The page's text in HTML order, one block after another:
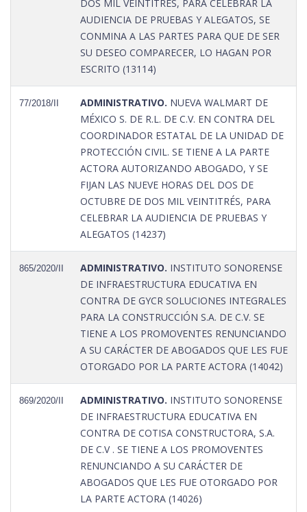
DOS MIL VEINTITRÉS, PARA CELEBRAR LA
AUDIENCIA DE PRUEBAS Y ALEGATOS, SE
CONMINA A LAS PARTES PARA QUE DE SER
SU DESEO COMPARECER, LO HAGAN POR
ESCRITO (13114)
77/2018/II ADMINISTRATIVO. NUEVA WALMART DE
MÉXICO S. DE R.L. DE C.V. EN CONTRA DEL
COORDINADOR ESTATAL DE LA UNIDAD DE
PROTECCIÓN CIVIL. SE TIENE A LA PARTE
ACTORA AUTORIZANDO ABOGADO, Y SE
FIJAN LAS NUEVE HORAS DEL DOS DE
OCTUBRE DE DOS MIL VEINTITRÉS, PARA
CELEBRAR LA AUDIENCIA DE PRUEBAS Y
ALEGATOS (14237)
865/2020/II ADMINISTRATIVO. INSTITUTO SONORENSE
DE INFRAESTRUCTURA EDUCATIVA EN
CONTRA DE GYCR SOLUCIONES INTEGRALES
PARA LA CONSTRUCCIÓN S.A. DE C.V. SE
TIENE A LOS PROMOVENTES RENUNCIANDO
A SU CARÁCTER DE ABOGADOS QUE LES FUE
OTORGADO POR LA PARTE ACTORA (14042)
869/2020/II ADMINISTRATIVO. INSTITUTO SONORENSE
DE INFRAESTRUCTURA EDUCATIVA EN
CONTRA DE COTISA CONSTRUCTORA, S.A.
DE C.V . SE TIENE A LOS PROMOVENTES
RENUNCIANDO A SU CARÁCTER DE
ABOGADOS QUE LES FUE OTORGADO POR
LA PARTE ACTORA (14026)